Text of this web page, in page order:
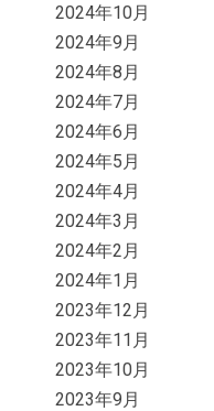
2024年10月
2024年9月
2024年8月
2024年7月
2024年6月
2024年5月
2024年4月
2024年3月
2024年2月
2024年1月
2023年12月
2023年11月
2023年10月
2023年9月